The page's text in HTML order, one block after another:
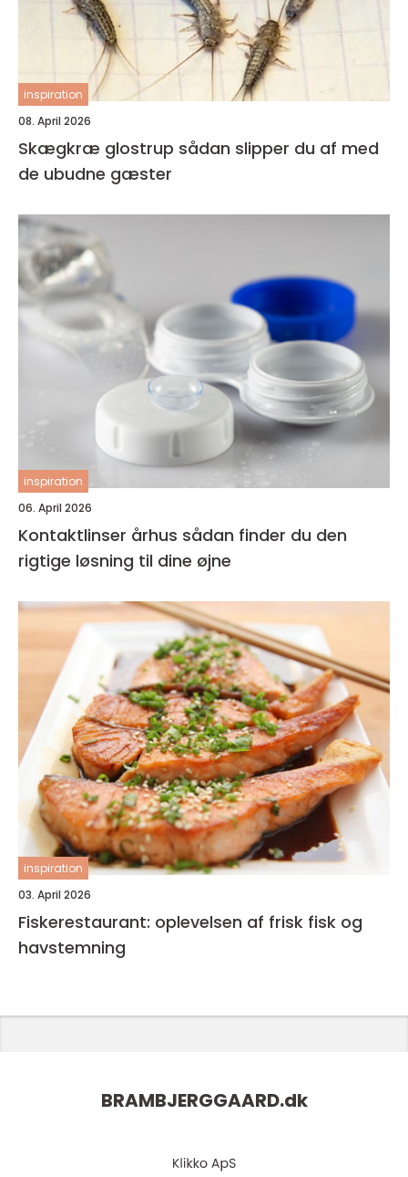
inspiration
08. April 2026
Skægkræ glostrup sådan slipper du af med
de ubudne gæster
inspiration
06. April 2026
Kontaktlinser århus sådan finder du den
rigtige løsning til dine øjne
inspiration
03. April 2026
Fiskerestaurant: oplevelsen af frisk fisk og
havstemning
BRAMBJERGGAARD.dk